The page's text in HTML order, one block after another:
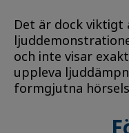
Det är dock
och inte visar
uppleva
formgjutna